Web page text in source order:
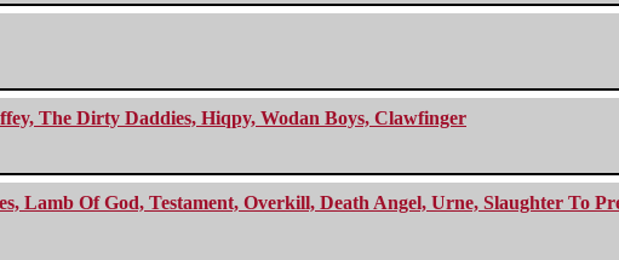
The Dirty Daddies, Hiqpy, Wodan Boys, Clawfinger
Lamb Of God, Testament, Overkill, Death Angel, Urne, Slaughter To